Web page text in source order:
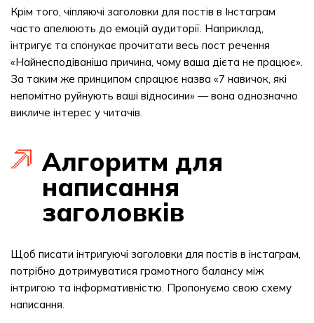
Крім того, чіпляючі заголовки для постів в Інстаграм
часто апелюють до емоцій аудиторії. Наприклад,
інтригує та спонукає прочитати весь пост речення
«Найнесподіваніша причина, чому ваша дієта не працює».
За таким же принципом спрацює назва «7 навичок, які
непомітно руйнують ваші відносини» — вона однозначно
викличе інтерес у читачів.
Алгоритм для
написання
заголовків
Щоб писати інтригуючі заголовки для постів в інстаграм,
потрібно дотримуватися грамотного балансу між
інтригою та інформативністю. Пропонуємо свою схему
написання.